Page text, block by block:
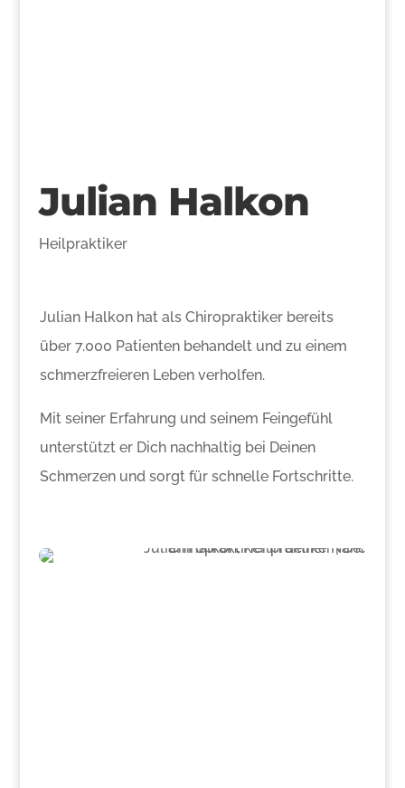
Julian Halkon
Heilpraktiker
Julian Halkon hat als Chiropraktiker bereits
über 7.000 Patienten behandelt und zu einem
schmerzfreieren Leben verholfen.
Mit seiner Erfahrung und seinem Feingefühl
unterstützt er Dich nachhaltig bei Deinen
Schmerzen und sorgt für schnelle Fortschritte.